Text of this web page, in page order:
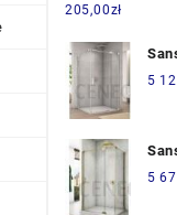
205,00zł
5
5